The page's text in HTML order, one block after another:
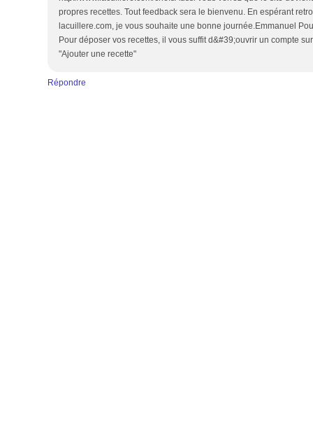
propres recettes. Tout feedback sera le bienvenu. En espérant
lacuillere.com, je vous souhaite une bonne journée.Emmanuel
Pour déposer vos recettes, il vous suffit d&#39;ouvrir un compte
"Ajouter une recette"
Répondre